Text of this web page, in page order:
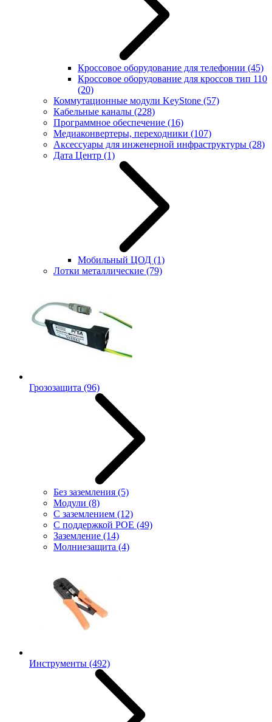
Кроссовое оборудование для телефонии (45)
Кроссовое оборудование для кроссов тип 110
(20)
Коммутационные модули KeyStone (57)
Кабельные каналы (228)
Программное обеспечение (16)
Медиаконвертеры, переходники (107)
Аксессуары для инженерной инфраструктуры (28)
Дата Центр (1)
Мобильный ЦОД (1)
Лотки металлические (79)
Грозозащита (96)
Без заземления (5)
Модули (8)
С заземлением (12)
С поддержкой POE (49)
Заземление (14)
Молниезащита (4)
Инструменты (492)